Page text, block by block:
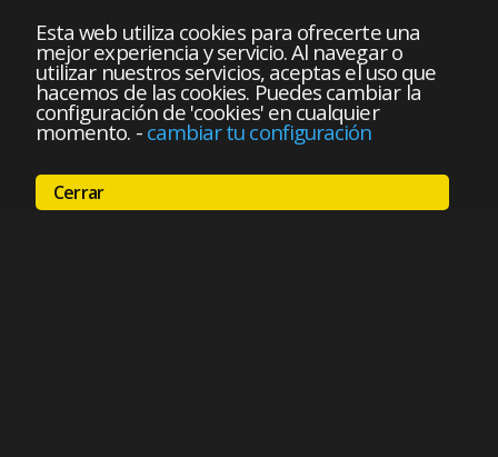
Esta web utiliza cookies para ofrecerte una
mejor experiencia y servicio. Al navegar o
utilizar nuestros servicios, aceptas el uso que
hacemos de las cookies. Puedes cambiar la
configuración de 'cookies' en cualquier
momento. - cambiar tu configuración
Cerrar